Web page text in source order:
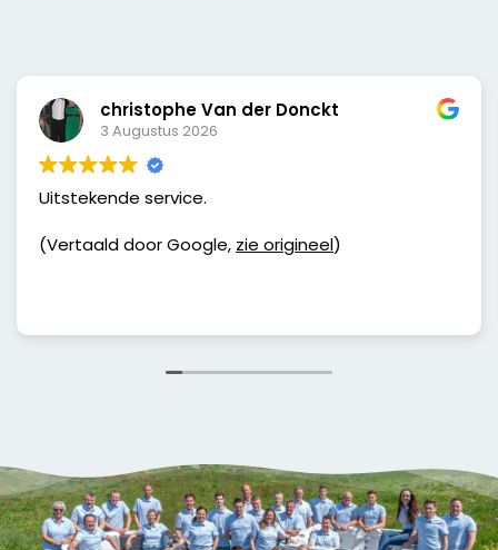
christophe Van der Donckt
3 Augustus 2026
Uitstekende service.
(Vertaald door Google, zie origineel)